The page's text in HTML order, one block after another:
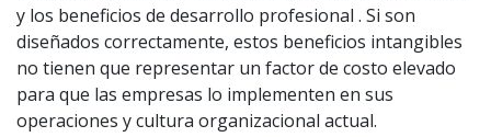
y los beneficios de desarrollo profesional . Si son
diseñados correctamente, estos beneficios intangibles
no tienen que representar un factor de costo elevado
para que las empresas lo implementen en sus
operaciones y cultura organizacional actual.